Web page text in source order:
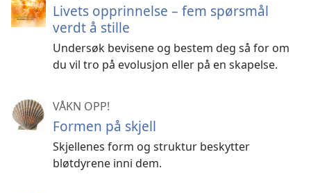
Livets opprinnelse – fem spørsmål
verdt å stille
Undersøk bevisene og bestem deg så for om
du vil tro på evolusjon eller på en skapelse.
VÅKN OPP!
Formen på skjell
Skjellenes form og struktur beskytter
bløtdyrene inni dem.